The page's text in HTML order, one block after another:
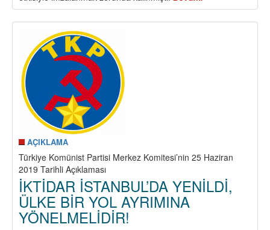
ABD
TEK
ZAMANI.
EYLÜL
2019’DA
AÇIKLAMA
Türkiye Komünist Partisi Merkez Komitesi’nin 25 Haziran
2019 Tarihli Açıklaması
İKTİDAR İSTANBUL’DA YENİLDİ,
ÜLKE BİR YOL AYRIMINA
YÖNELMELİDİR!